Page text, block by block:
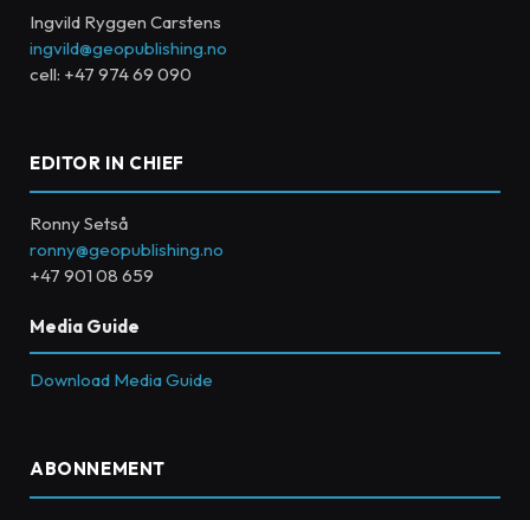
Ingvild Ryggen Carstens
ingvild@geopublishing.no
cell: +47 974 69 090
EDITOR IN CHIEF
Ronny Setså
ronny@geopublishing.no
+47 901 08 659
Media Guide
Download Media Guide
ABONNEMENT